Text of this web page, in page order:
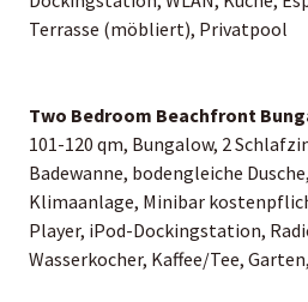
Terrasse (möbliert), Privatpool
Two Bedroom Beachfront
101-120 qm, Bungalow, 2
Badewanne, bodengleiche
Klimaanlage, Minibar
Player, iPod-Dockingstation,
Wasserkocher, Kaffee/Tee,